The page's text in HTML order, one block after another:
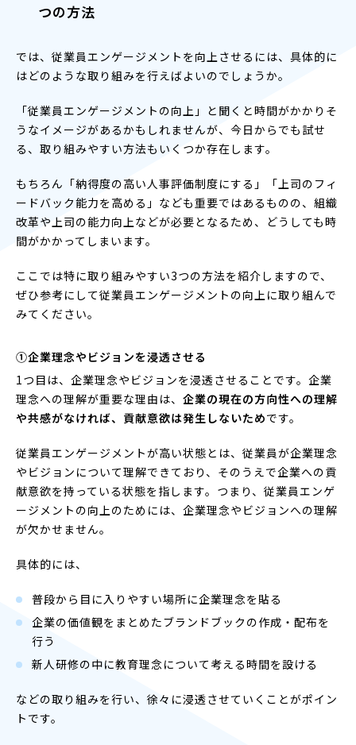
つの方法
では、従業員エンゲージメントを向上させるには、具体的に
はどのような取り組みを行えばよいのでしょうか。
「従業員エンゲージメントの向上」と聞くと時間がかかりそ
うなイメージがあるかもしれませんが、今日からでも試せ
る、取り組みやすい方法もいくつか存在します。
もちろん「納得度の高い人事評価制度にする」「上司のフィ
ードバック能力を高める」なども重要ではあるものの、組織
改革や上司の能力向上などが必要となるため、どうしても時
間がかかってしまいます。
ここでは特に取り組みやすい3つの方法を紹介しますので、
ぜひ参考にして従業員エンゲージメントの向上に取り組んで
みてください。
①企業理念やビジョンを浸透させる
1つ目は、企業理念やビジョンを浸透させることです。企業
理念への理解が重要な理由は、 企業の現在の方向性への理解
や共感がなければ、貢献意欲は発生しないためです。
従業員エンゲージメントが高い状態とは、従業員が企業理念
やビジョンについて理解できており、そのうえで企業への貢
献意欲を持っている状態を指します。つまり、従業員エンゲ
ージメントの向上のためには、企業理念やビジョンへの理解
が欠かせません。
具体的には、
普段から目に入りやすい場所に企業理念を貼る
企業の価値観をまとめたブランドブックの作成・配布を
行う
新人研修の中に教育理念について考える時間を設ける
などの取り組みを行い、徐々に浸透させていくことがポイン
トです。